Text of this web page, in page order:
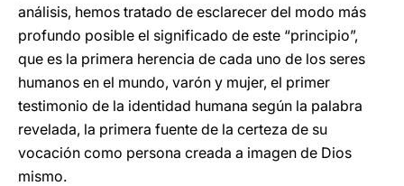
análisis, hemos tratado de esclarecer del modo más
profundo posible el significado de este “principio”,
que es la primera herencia de cada uno de los seres
humanos en el mundo, varón y mujer, el primer
testimonio de la identidad humana según la palabra
revelada, la primera fuente de la certeza de su
vocación como persona creada a imagen de Dios
mismo.